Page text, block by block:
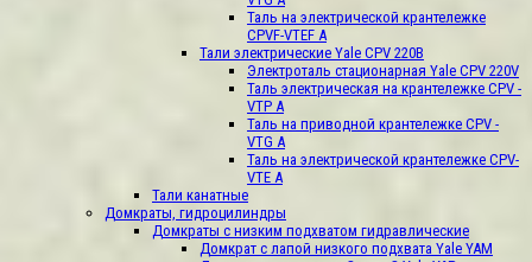
Таль на электрической крантележке
CPVF-VTЕF A
Тали электрические Yale CPV 220B
Электроталь стационарная Yale CPV 220V
Таль электрическая на крантележке CPV -
VTP A
Таль на приводной крантележке CPV -
VTG A
Таль на электрической крантележке CPV-
VTЕ A
Тали канатные
Домкраты, гидроцилиндры
Домкраты с низким подхватом гидравлические
Домкрат с лапой низкого подхвата Yale YAM